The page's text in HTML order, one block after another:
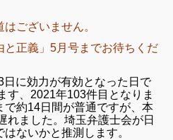
ございません。
と正義」5月号までお待ちくだ
に効力が有効となった日で
す、2021年103件目となりま
で約14日間が普通ですが、本
れました。埼玉弁護士会が日
ないかと推測します。